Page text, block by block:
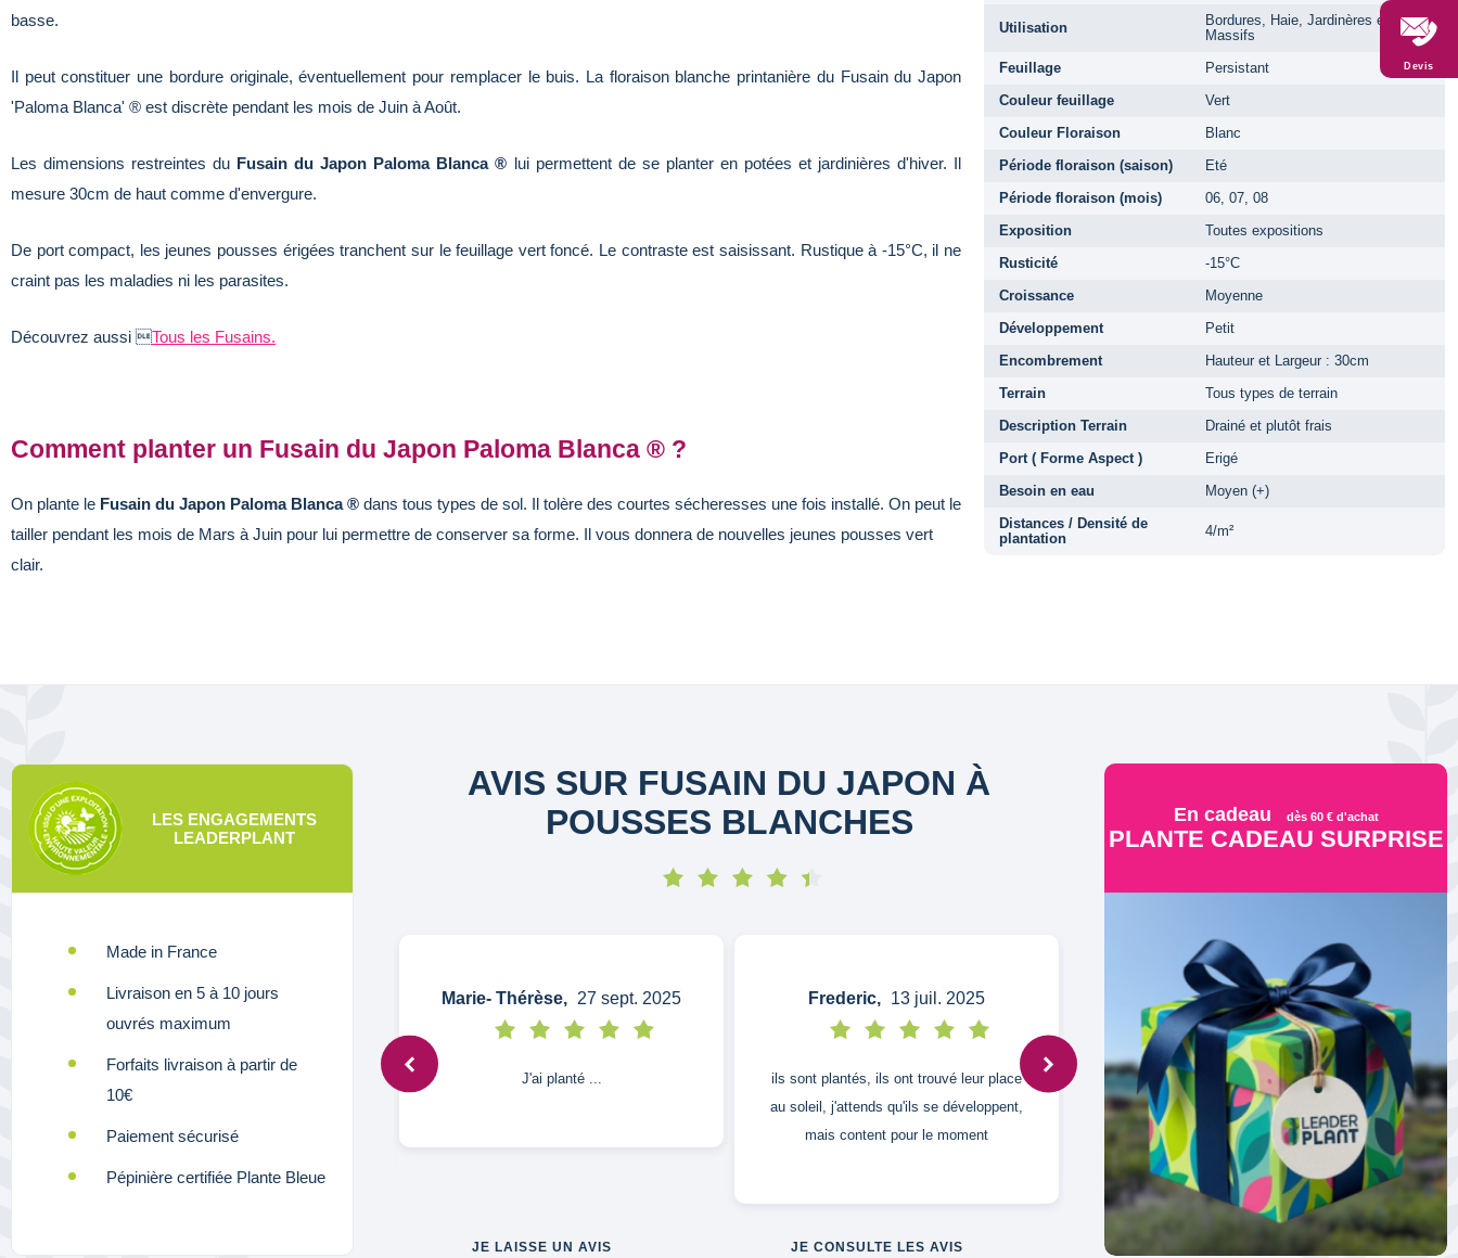
basse.
Il peut constituer une bordure originale, éventuellement pour remplacer le buis. La floraison blanche printanière du Fusain du Japon
'Paloma Blanca' ® est discrète pendant les mois de Juin à Août.
Les dimensions restreintes du Fusain du Japon Paloma Blanca ® lui permettent de se planter en potées et jardinières d'hiver. Il
mesure 30cm de haut comme d'envergure.
De port compact, les jeunes pousses érigées tranchent sur le feuillage vert foncé. Le contraste est saisissant. Rustique à -15°C, il ne
craint pas les maladies ni les parasites.
Découvrez aussi Tous les Fusains.
Comment planter un Fusain du Japon Paloma Blanca ® ?
On plante le Fusain du Japon Paloma Blanca® dans tous types de sol. Il tolère des courtes sécheresses une fois installé. On peut le
tailler pendant les mois de Mars à Juin pour lui permettre de conserver sa forme. Il vous donnera de nouvelles jeunes pousses vert
clair.
Utilisation
Bordures, Haie, Jardinères et pots,
Massifs
Feuillage
Persistant
Couleur feuillage
Vert
Couleur Floraison
Blanc
Période floraison (saison)
Eté
Période floraison (mois)
06, 07, 08
Exposition
Toutes expositions
Rusticité
-15°C
Croissance
Moyenne
Développement
Petit
Encombrement
Hauteur et Largeur : 30cm
Terrain
Tous types de terrain
Description Terrain
Drainé et plutôt frais
Port ( Forme Aspect )
Erigé
Besoin en eau
Moyen (+)
Distances / Densité de
plantation
4/m²
LES ENGAGEMENTS
LEADERPLANT
Made in France
Livraison en 5 à 10 jours
ouvrés maximum
Forfaits livraison à partir de
10€
Paiement sécurisé
Pépinière certifiée Plante Bleue
AVIS SUR FUSAIN DU JAPON À
POUSSES BLANCHES
C, 21 nov. 2024
plante la semaine derniere nous verrons
Marie- Thérèse, 27 sept. 2025
J'ai planté ...
Frederic, 13 juil. 2025
ils sont plantés, ils ont trouvé leur place
au soleil, j'attends qu'ils se développent,
mais content pour le moment
Raymond, 16 juin 2025
Petits arbustes pointés de blanc que la
pyrale n' attaquera pas.
JE LAISSE UN AVIS JE CONSULTE LES AVIS
En cadeau dès 60 € d'achat
PLANTE CADEAU SURPRISE
Devis